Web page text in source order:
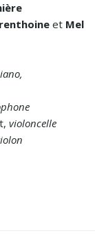
et Mel
violoncelle